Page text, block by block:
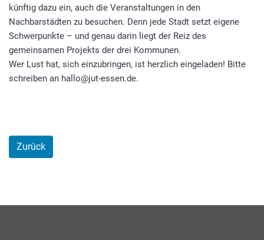
künftig dazu ein, auch die Veranstaltungen in den
Nachbarstädten zu besuchen. Denn jede Stadt setzt eigene
Schwerpunkte – und genau darin liegt der Reiz des
gemeinsamen Projekts der drei Kommunen.
Wer Lust hat, sich einzubringen, ist herzlich eingeladen! Bitte
schreiben an hallo@jut-essen.de.
Zurück